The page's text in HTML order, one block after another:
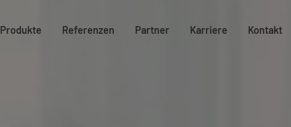
Produkte Referenzen Partner Karriere Kontakt